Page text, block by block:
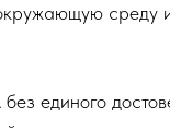
среду
единого